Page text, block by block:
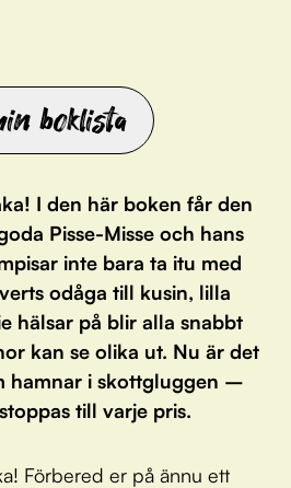
boklista
I den här boken får den
Pisse-Misse och hans
inte bara ta itu med
odåga till kusin, lilla
hälsar på blir alla snabbt
kan se olika ut. Nu är det
hamnar i skottgluggen –
till varje pris.
Förbered er på ännu ett